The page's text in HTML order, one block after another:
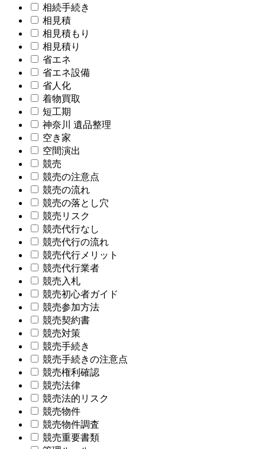
相続手続き
相見積
相見積もり
相見積り
省エネ
省エネ設備
省人化
着物買取
短工期
神奈川 遺品整理
空き家
空間演出
競売
競売の注意点
競売の流れ
競売の落とし穴
競売リスク
競売代行なし
競売代行の流れ
競売代行メリット
競売代行業者
競売入札
競売初心者ガイド
競売参加方法
競売契約書
競売対策
競売手続き
競売手続きの注意点
競売権利確認
競売法律
競売法的リスク
競売物件
競売物件調査
競売重要書類